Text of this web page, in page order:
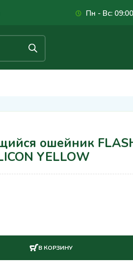
Пн - Вс:
ошейник
YELLOW
В КОРЗИНУ